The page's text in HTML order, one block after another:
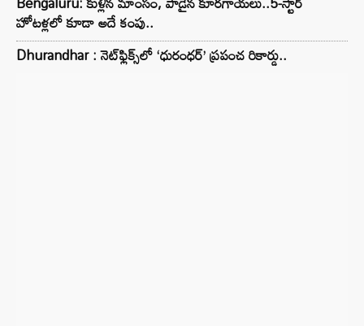
హోటళ్లలో కూడా అదే కంపు..
Dhurandhar : నెట్‌ఫ్లిక్స్‌లో ‘ధురంధర్’ ప్రపంచ రికార్డు..